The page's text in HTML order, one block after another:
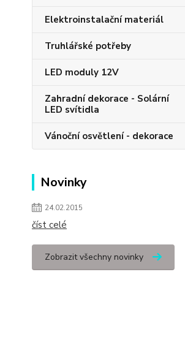
Elektroinstalační materiál
Truhlářské potřeby
LED moduly 12V
Zahradní dekorace - Solární
LED svítidla
Vánoční osvětlení - dekorace
Novinky
24.02.2015
číst celé
Zobrazit všechny novinky